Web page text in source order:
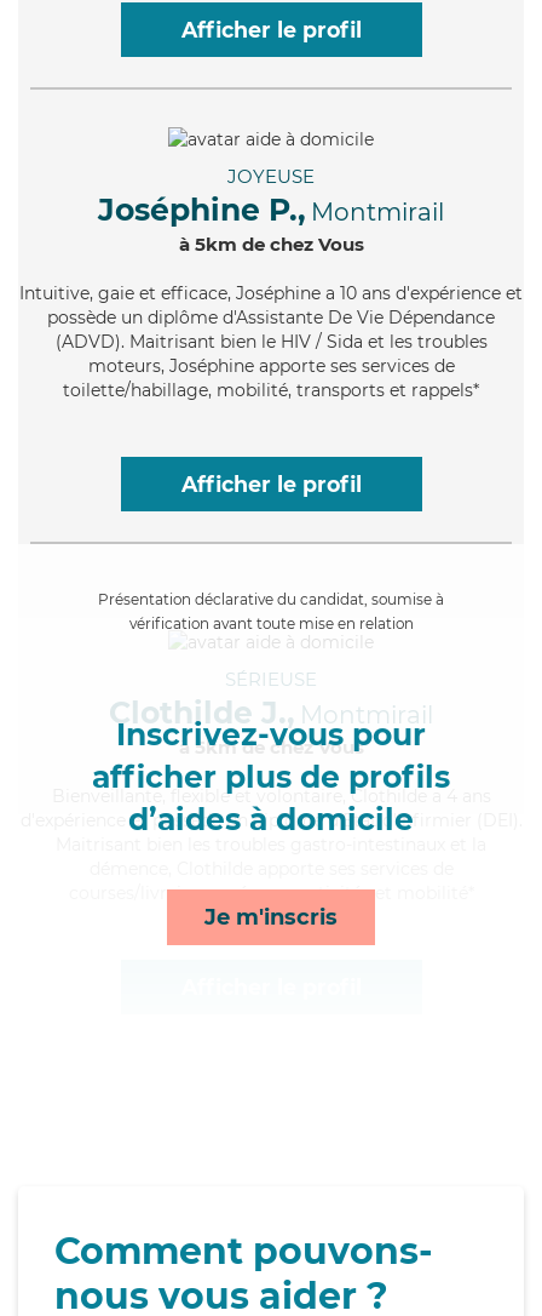
Afficher le profil
JOYEUSE
Joséphine P., Montmirail
à 5km de chez Vous
Intuitive, gaie et efficace, Joséphine a 10 ans d'expérience et
possède un diplôme d'Assistante De Vie Dépendance
(ADVD). Maitrisant bien le HIV / Sida et les troubles
moteurs, Joséphine apporte ses services de
toilette/habillage, mobilité, transports et rappels*
Afficher le profil
Présentation déclarative du candidat, soumise à
vérification avant toute mise en relation
Inscrivez-vous pour
afficher plus de profils
d’aides à domicile
Je m'inscris
SÉRIEUSE
Clothilde J., Montmirail
à 5km de chez Vous
, flexible et volontaire, Clothilde a 4 ans
d'expérience et possède un diplôme d'Etat d'infirmier (DEI).
courses/livraison, ménage, activités et mobilité*
Comment pouvons-
nous vous aider ?